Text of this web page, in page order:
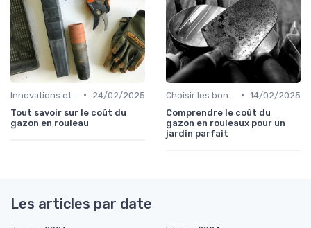
•
24/02/2025
Tout savoir sur le coût du
gazon en rouleau
• 14/02/2025
Comprendre le coût du
gazon en rouleaux pour un
jardin parfait
Les articles par date